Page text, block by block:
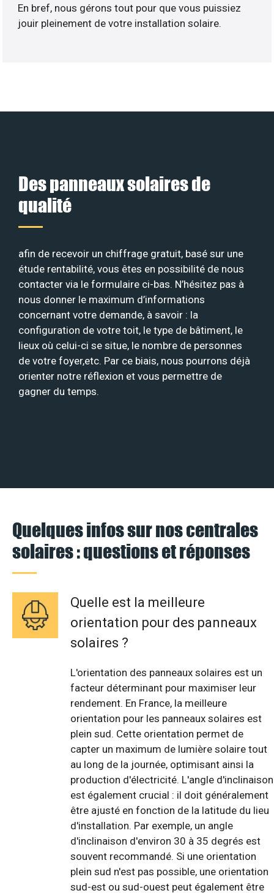
En bref, nous gérons tout pour que vous puissiez
jouir pleinement de votre installation solaire.
Des panneaux solaires de
qualité
afin de recevoir un chiffrage gratuit, basé sur une
étude rentabilité, vous êtes en possibilité de nous
contacter via le formulaire ci-bas. N’hésitez pas à
nous donner le maximum d’informations
concernant votre demande, à savoir : la
configuration de votre toit, le type de bâtiment, le
lieux où celui-ci se situe, le nombre de personnes
de votre foyer,etc. Par ce biais, nous pourrons déjà
orienter notre réflexion et vous permettre de
gagner du temps.
Quelques infos sur nos centrales
solaires : questions et réponses
Quelle est la meilleure
orientation pour des panneaux
solaires ?
L'orientation des panneaux solaires est un
facteur déterminant pour maximiser leur
rendement. En France, la meilleure
orientation pour les panneaux solaires est
plein sud. Cette orientation permet de
capter un maximum de lumière solaire tout
au long de la journée, optimisant ainsi la
production d'électricité. L'angle d'inclinaison
est également crucial : il doit généralement
être ajusté en fonction de la latitude du lieu
d'installation. Par exemple, un angle
d'inclinaison d'environ 30 à 35 degrés est
souvent recommandé. Si une orientation
plein sud n'est pas possible, une orientation
sud-est ou sud-ouest peut également être